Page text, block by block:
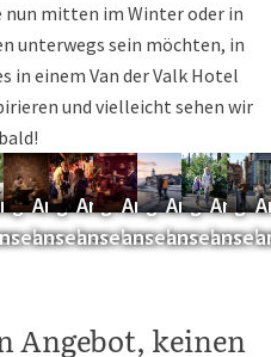
nun mitten im Winter oder in
unterwegs sein möchten, in
in einem Van der Valk Hotel
und vielleicht sehen wir
November
Angebot
ansehen
Dezember
Angebot
ansehen
Januar
Angebot
ansehen
Angebot
ansehen
Angebot, keinen